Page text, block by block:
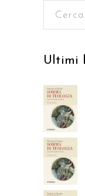
Ultimi
37,05€
37,05€